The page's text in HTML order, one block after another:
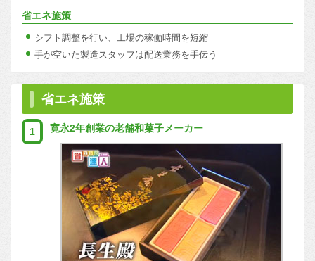
省エネ施策
シフト調整を行い、工場の稼働時間を短縮
手が空いた製造スタッフは配送業務を手伝う
省エネ施策
1 寛永2年創業の老舗和菓子メーカー